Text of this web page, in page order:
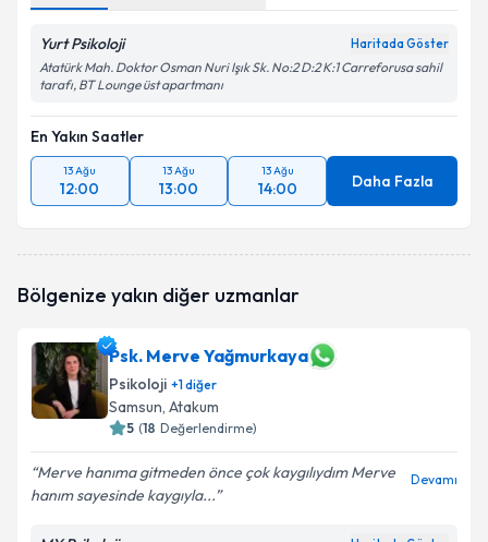
Yurt Psikoloji Haritada Göster
Atatürk Mah. Doktor Osman Nuri Işık Sk. No:2 D:2 K:1 Carreforusa sahil
tarafı, BT Lounge üst apartmanı
En Yakın Saatler
13 Ağu
12:00
13 Ağu
13:00
13 Ağu
14:00 Daha Fazla
Bölgenize yakın diğer uzmanlar
Psk. Merve Yağmurkaya
Psikoloji +1diğer
Samsun, Atakum
5 (18 Değerlendirme)
Merve hanıma gitmeden önce çok kaygılıydım Merve
hanım sayesinde kaygıyla...
Devamı